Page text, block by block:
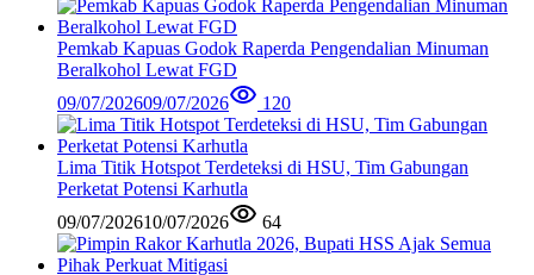
Pemkab Kapuas Godok Raperda Pengendalian Minuman
Beralkohol Lewat FGD
09/07/202609/07/2026 120
Lima Titik Hotspot Terdeteksi di HSU, Tim Gabungan
Perketat Potensi Karhutla
09/07/202610/07/2026 64